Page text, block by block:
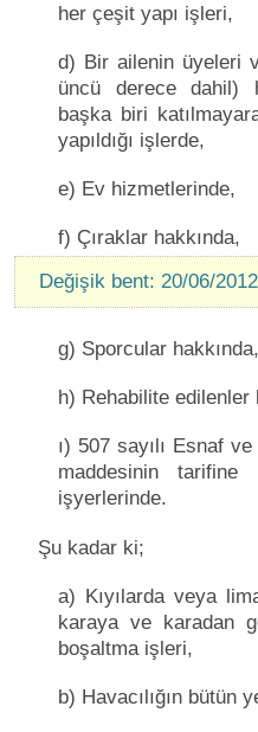
her çeşit yapı işleri,
d) Bir ailenin üyeleri
üncü derece dahil)
başka biri
yapıldığı işlerde,
e) Ev hizmetlerinde,
f) Çıraklar hakkında,
Değişik bent: 20/06/
g) Sporcular hakkında,
h) Rehabilite edilenler
ı) 507 sayılı Esnaf
maddesinin tarifine
işyerlerinde.
Şu kadar ki;
a) Kıyılarda veya
karaya ve karadan
boşaltma işleri,
b) Havacılığın bütün